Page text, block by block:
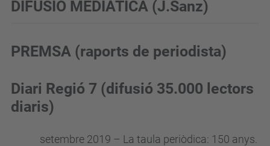
DIFUSIÓ MEDIÀTICA (J.Sanz)
PREMSA (raports de periodista)
Diari Regió 7 (difusió 35.000 lectors
diaris)
setembre 2019 – La taula periòdica: 150 anys.